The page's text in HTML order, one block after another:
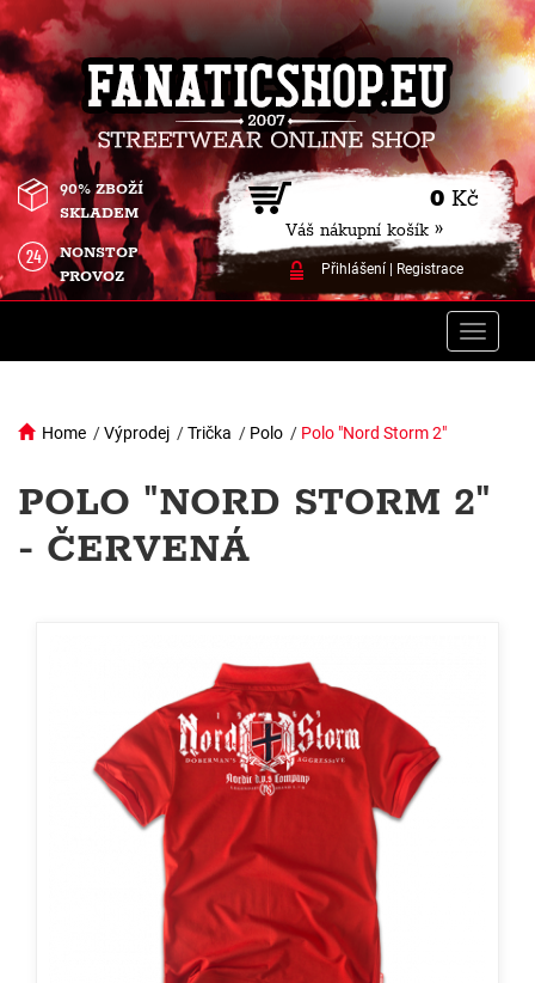
0 Kč
Váš nákupní košík »
Přihlášení| Registrace
90% ZBOŽÍ
SKLADEM
NONSTOP
PROVOZ
Toggle
Home /Výprodej /Trička / Polo / Polo "Nord Storm 2"
POLO "NORD STORM 2"
- ČERVENÁ